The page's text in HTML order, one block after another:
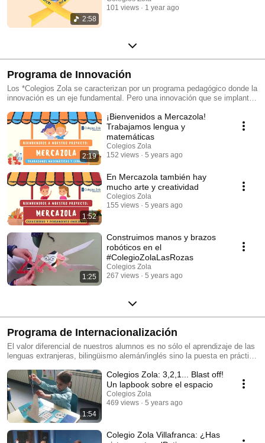
2:58
101 views
1 year ago
Programa de Innovación
Los *Colegios Zola se caracterizan por un programa pedagógico donde la
innovación es un eje fundamental. Pero una innovación que se implanta
2:19
¡Bienvenidos a Mercazola!
Trabajamos lengua y
matemáticas
Colegios Zola
152 views
5 years ago
1:52
En Mercazola también hay
mucho arte y creatividad
Colegios Zola
155 views
5 years ago
1:25
Construimos manos y brazos
robóticos en el
#ColegioZolaLasRozas
Colegios Zola
267 views
5 years ago
Programa de Internacionalización
El valor diferencial de nuestros alumnos es no sólo el aprendizaje de las
lenguas extranjeras, bilingüismo alemán/inglés sino la puesta en práctica
de movilidad.
1:54
Colegios Zola: 3,2,1... Blast off!
Un lapbook sobre el espacio
Colegios Zola
469 views
5 years ago
Colegio Zola Villafranca: ¿Has